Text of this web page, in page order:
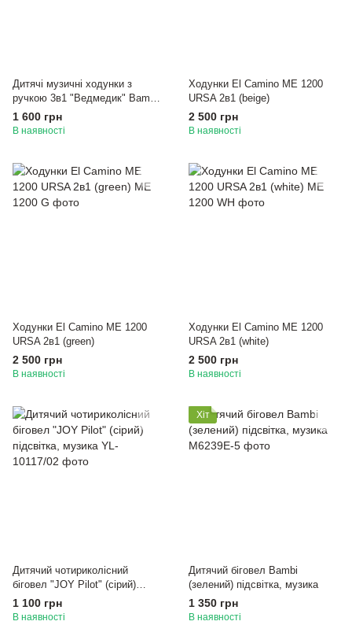
Дитячі музичні ходунки з
ручкою 3в1 "Ведмедик" Bambi
(коричневі)
1 600 грн
В наявності
Ходунки El Camino ME 1200
URSA 2в1 (beige)
2 500 грн
В наявності
Ходунки El Camino ME 1200
URSA 2в1 (green)
2 500 грн
В наявності
Ходунки El Camino ME 1200
URSA 2в1 (white)
2 500 грн
В наявності
Дитячий чотириколісний
біговел "JOY Pilot" (сірий)
підсвітка, музика
1 100 грн
В наявності
Хіт
Дитячий біговел Bambi
(зелений) підсвітка, музика
1 350 грн
В наявності